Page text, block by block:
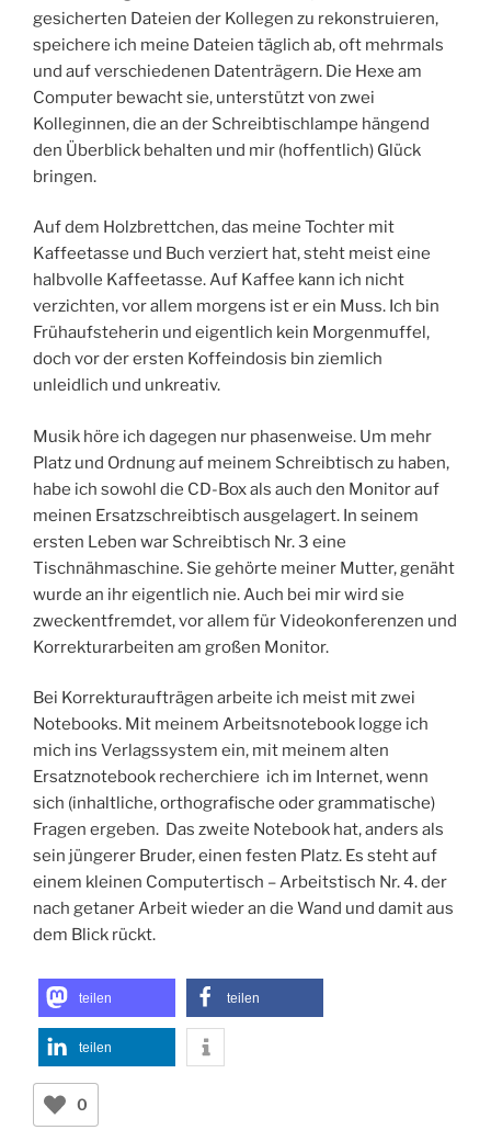
gesicherten Dateien der Kollegen zu rekonstruieren,
speichere ich meine Dateien täglich ab, oft mehrmals
und auf verschiedenen Datenträgern. Die Hexe am
Computer bewacht sie, unterstützt von zwei
Kolleginnen, die an der Schreibtischlampe hängend
den Überblick behalten und mir (hoffentlich) Glück
bringen.
Auf dem Holzbrettchen, das meine Tochter mit
Kaffeetasse und Buch verziert hat, steht meist eine
halbvolle Kaffeetasse. Auf Kaffee kann ich nicht
verzichten, vor allem morgens ist er ein Muss. Ich bin
Frühaufsteherin und eigentlich kein Morgenmuffel,
doch vor der ersten Koffeindosis bin ziemlich
unleidlich und unkreativ.
Musik höre ich dagegen nur phasenweise. Um mehr
Platz und Ordnung auf meinem Schreibtisch zu haben,
habe ich sowohl die CD-Box als auch den Monitor auf
meinen Ersatzschreibtisch ausgelagert. In seinem
ersten Leben war Schreibtisch Nr. 3 eine
Tischnähmaschine. Sie gehörte meiner Mutter, genäht
wurde an ihr eigentlich nie. Auch bei mir wird sie
zweckentfremdet, vor allem für Videokonferenzen und
Korrekturarbeiten am großen Monitor.
Bei Korrekturaufträgen arbeite ich meist mit zwei
Notebooks. Mit meinem Arbeitsnotebook logge ich
mich ins Verlagssystem ein, mit meinem alten
Ersatznotebook recherchiere ich im Internet, wenn
sich (inhaltliche, orthografische oder grammatische)
Fragen ergeben. Das zweite Notebook hat, anders als
sein jüngerer Bruder, einen festen Platz. Es steht auf
einem kleinen Computertisch – Arbeitstisch Nr. 4. der
nach getaner Arbeit wieder an die Wand und damit aus
dem Blick rückt.
teilen teilen
teilen
0